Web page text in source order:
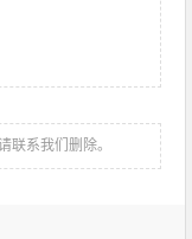
联系我们删除。